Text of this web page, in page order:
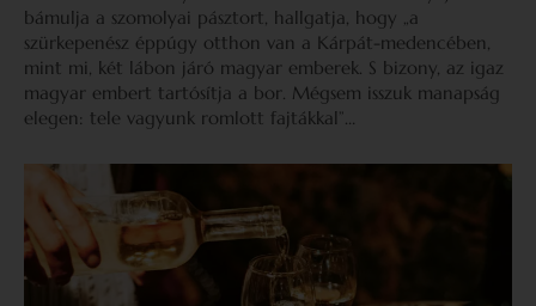
bámulja a szomolyai pásztort, hallgatja, hogy „a
szürkepenész éppúgy otthon van a Kárpát-medencében,
mint mi, két lábon járó magyar emberek. S bizony, az igaz
magyar embert tartósítja a bor. Mégsem isszuk manapság
elegen: tele vagyunk romlott fajtákkal”…